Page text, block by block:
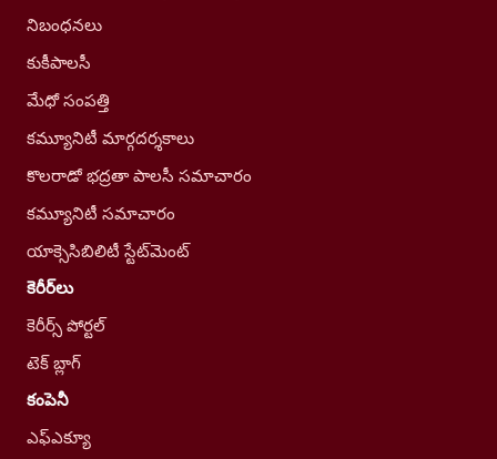
నిబంధనలు
కుకీపాలసీ
మేధో సంపత్తి
కమ్యూనిటీ మార్గదర్శకాలు
కొలరాడో భద్రతా పాలసీ సమాచారం
కమ్యూనిటీ సమాచారం
యాక్సెసిబిలిటీ స్టేట్‌మెంట్
కెరీర్‌లు
కెరీర్స్ పోర్టల్
టెక్ బ్లాగ్
కంపెనీ
ఎఫ్ఎక్యూ